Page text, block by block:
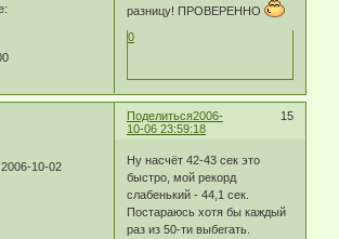
разницу! ПРОВЕРЕННО
0
Поделиться 15
2006-
10-06 23:59:18
2006-10-02
Ну насчёт 42-43 сек это
быстро, мой рекорд
слабенький - 44,1 сек.
Постараюсь хотя бы каждый
раз из 50-ти выбегать.